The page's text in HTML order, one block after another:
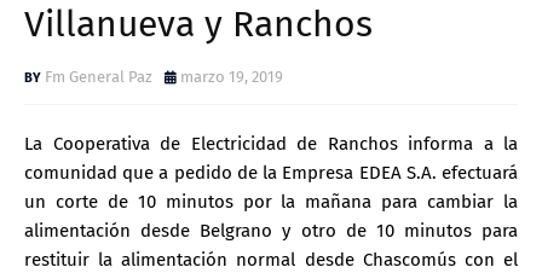
Villanueva y Ranchos
Fm General Paz marzo 19, 2019
La Cooperativa de Electricidad de Ranchos informa a la
comunidad que a pedido de la Empresa EDEA S.A. efectuará
un corte de 10 minutos por la mañana para cambiar la
alimentación desde Belgrano y otro de 10 minutos para
restituir la alimentación normal desde Chascomús con el